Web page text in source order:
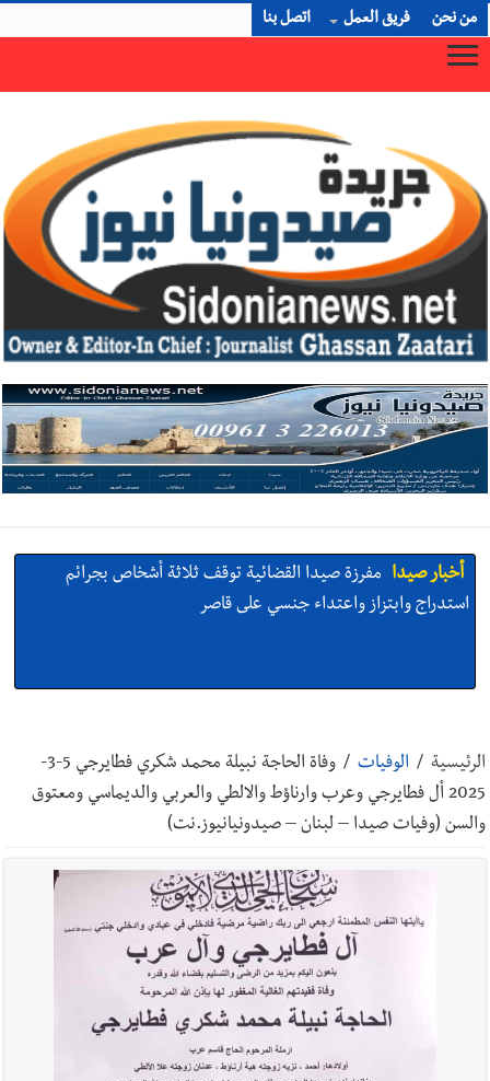
من نحن فريق العمل اتصل بنا
أخبار صيدا مفرزة صيدا القضائية توقف ثلاثة أشخاص بجرائم
استدراج وابتزاز واعتداء جنسي على قاصر
يرويها لبنان تؤسس للمستقبل لا سنة نحتفل بها ثم نطويها
طنبوريت -قضاء صيدا تفتتح مهرجاناتها الصيفية
بدعوة من بلديتها الخميس ٦-٨-٢٠٢٦ مع الفنان المميز أدهم شلهوب
وبرنامج حافل وسهرات ممتعة...شاركونا الفرحة
الرئيسية / الوفيات /
وفاة الحاجة نبيلة محمد شكري فطايرجي 5-3-
2025 أل فطايرجي وعرب وارناؤط والالطي والعربي والديماسي ومعتوق
والسن (وفيات صيدا – لبنان – صيدونيانيوز.نت)